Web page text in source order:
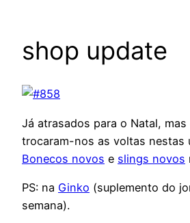
shop update
Já atrasados para o Natal, mas
trocaram-nos as voltas nestas
Bonecos novos e slings novos
PS: na Ginko (suplemento do
semana).